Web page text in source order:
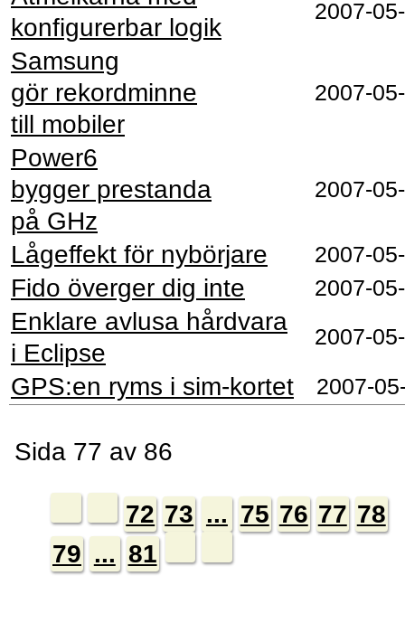
konfigurerbar logik
2007-
Samsung
gör rekordminne
till mobiler
2007-
Power6
bygger prestanda
på GHz
2007-
Lågeffekt för nybörjare 2007-
Fido överger dig inte 2007-
Enklare avlusa hårdvara
i Eclipse
2007-
GPS:en ryms i sim-kortet 2007-
Sida 77 av 86
72 73 ... 75 76 77 78
79 ... 81